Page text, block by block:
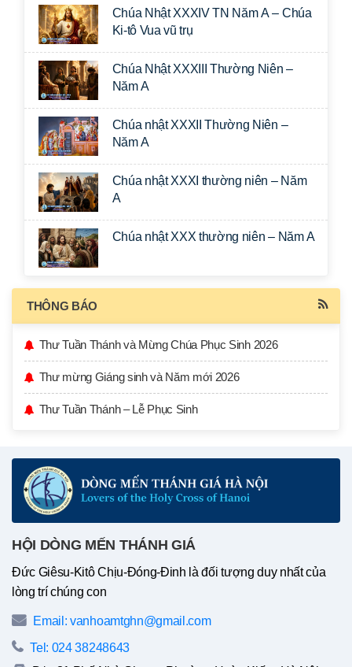
Chúa Nhật XXXIV TN Năm A – Chúa
Ki-tô Vua vũ trụ
Chúa Nhật XXXIII Thường Niên –
Năm A
Chúa nhật XXXII Thường Niên –
Năm A
Chúa nhật XXXI thường niên – Năm
A
Chúa nhật XXX thường niên – Năm A
THÔNG BÁO
Thư Tuần Thánh và Mừng Chúa Phục Sinh 2026
Thư mừng Giáng sinh và Năm mới 2026
Thư Tuần Thánh – Lễ Phục Sinh
HỘI DÒNG MẾN THÁNH GIÁ
Đức Giêsu-Kitô Chịu-Đóng-Đinh là đối tượng duy nhất của
lòng trí chúng con
Email: vanhoamtghn@gmail.com
Tel: 024 38248643